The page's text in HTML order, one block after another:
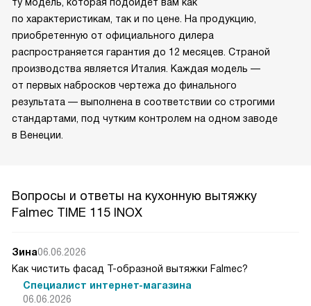
по характеристикам, так и по цене. На продукцию,
приобретенную от официального дилера
распространяется гарантия до 12 месяцев. Страной
производства является Италия. Каждая модель —
от первых набросков чертежа до финального
результата — выполнена в соответствии со строгими
стандартами, под чутким контролем на одном заводе
в Венеции.
Вопросы и ответы на кухонную вытяжку
Falmec TIME 115 INOX
Зина06.06.2026
Как чистить фасад Т-образной вытяжки Falmec?
Специалист интернет-магазина
06.06.2026